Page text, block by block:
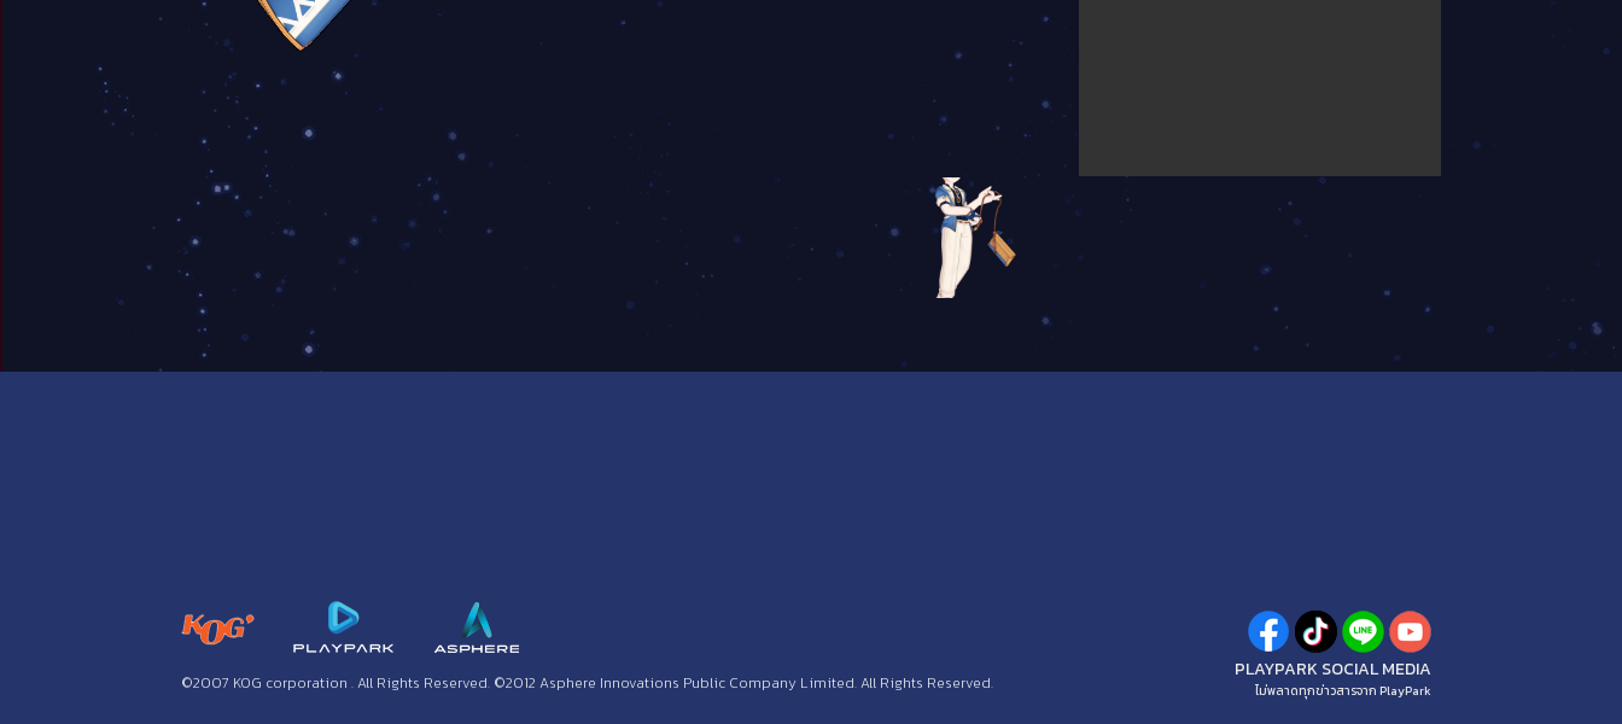
PLAYPARK SOCIAL MEDIA
ไม่พลาดทุกข่าวสารจาก PlayPark
©2007 KOG corporation . All Rights Reserved. ©2012 Asphere Innovations Public Company Limited. All Rights Reserved.